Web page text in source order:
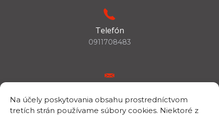
Na účely poskytovania obsahu prostredníctvom
tretích strán používame súbory cookies. Niektoré z
Telefón
0911708483
csc.info@savba.sk